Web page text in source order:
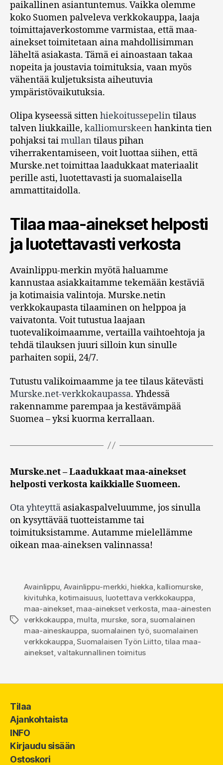
paikallinen asiantuntemus. Vaikka olemme
koko Suomen palveleva verkkokauppa, laaja
toimittajaverkostomme varmistaa, että maa-
ainekset toimitetaan aina mahdollisimman
läheltä asiakasta. Tämä ei ainoastaan takaa
nopeita ja joustavia toimituksia, vaan myös
vähentää kuljetuksista aiheutuvia
ympäristövaikutuksia.
Olipa kyseessä sittenhiekoitussepelin tilaus
talven liukkaille, kalliomurskeen hankinta tien
pohjaksi taimullan tilaus pihan
viherrakentamiseen, voit luottaa siihen, että
Murske.net toimittaa laadukkaat materiaalit
perille asti, luotettavasti ja suomalaisella
ammattitaidolla.
Tilaa maa-ainekset helposti
ja luotettavasti verkosta
Avainlippu-merkin myötä haluamme
kannustaa asiakkaitamme tekemään kestäviä
ja kotimaisia valintoja. Murske.netin
verkkokaupasta tilaaminen on helppoa ja
vaivatonta. Voit tutustua laajaan
tuotevalikoimaamme, vertailla vaihtoehtoja ja
tehdä tilauksen juuri silloin kun sinulle
parhaiten sopii, 24/7.
Tutustu valikoimaamme ja tee tilaus kätevästi
Murske.net-verkkokaupassa. Yhdessä
rakennamme parempaa ja kestävämpää
Suomea – yksi kuorma kerrallaan.
Murske.net – Laadukkaat maa-ainekset
helposti verkosta kaikkialle Suomeen.
Ota yhteyttä asiakaspalveluumme, jos sinulla
on kysyttävää tuotteistamme tai
toimituksistamme. Autamme mielellämme
oikean maa-aineksen valinnassa!
Avainsanat
Avainlippu, Avainlippu-merkki, hiekka, kalliomurske,
kivituhka, kotimaisuus, luotettava verkkokauppa,
maa-ainekset, maa-ainekset verkosta, maa-ainesten
verkkokauppa, multa, murske, sora, suomalainen
maa-aineskauppa, suomalainen työ, suomalainen
verkkokauppa,Suomalaisen Työn Liitto,tilaa maa-
ainekset,valtakunnallinen toimitus
Tilaa
Ajankohtaista
INFO
Kirjaudu sisään
Ostoskori